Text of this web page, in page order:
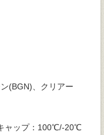
(BGN)、クリアー
ャップ：100℃/-20℃